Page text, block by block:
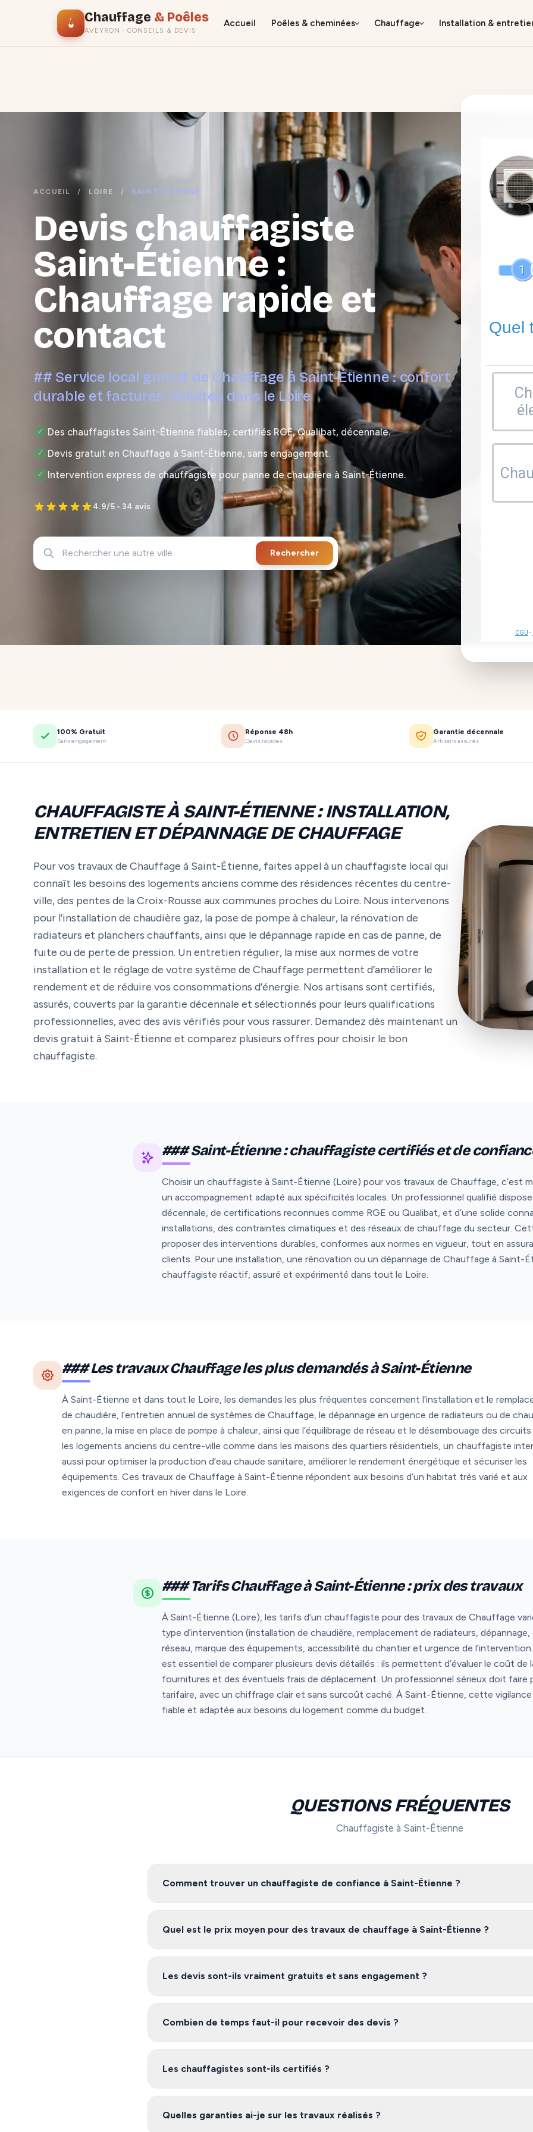
Chauffage & Poêles
AVEYRON · CONSEILS & DEVIS
Accueil Poêles & cheminées Chauffage Installation &
ACCUEIL / LOIRE / SAINT-ÉTIENNE
Devis chauffagiste
Saint-Étienne :
Chauffage rapide et
contact
## Service local gratuit de Chauffage à Saint-Étienne : confort
durable et factures réduites dans le Loire
✓ Des chauffagistes Saint-Étienne fiables, certifiés RGE, Qualibat, décennale.
✓ Devis gratuit en Chauffage à Saint-Étienne, sans engagement.
✓ Intervention express de chauffagiste pour panne de chaudière à Saint-Étienne.
4.9/5 - 34 avis
Rechercher
1
Quel
CGU -
100% Gratuit
Sans engagement
Réponse 48h
Devis rapides
Garantie décennale
Artisans assurés
CHAUFFAGISTE À SAINT-ÉTIENNE : INSTALLATION,
ENTRETIEN ET DÉPANNAGE DE CHAUFFAGE
Pour vos travaux de Chauffage à Saint-Étienne, faites appel à un chauffagiste local qui
connaît les besoins des logements anciens comme des résidences récentes du centre-
ville, des pentes de la Croix-Rousse aux communes proches du Loire. Nous intervenons
pour l’installation de chaudière gaz, la pose de pompe à chaleur, la rénovation de
radiateurs et planchers chauffants, ainsi que le dépannage rapide en cas de panne, de
fuite ou de perte de pression. Un entretien régulier, la mise aux normes de votre
installation et le réglage de votre système de Chauffage permettent d’améliorer le
rendement et de réduire vos consommations d’énergie. Nos artisans sont certifiés,
assurés, couverts par la garantie décennale et sélectionnés pour leurs qualifications
professionnelles, avec des avis vérifiés pour vous rassurer. Demandez dès maintenant un
devis gratuit à Saint-Étienne et comparez plusieurs offres pour choisir le bon
chauffagiste.
### Saint-Étienne : chauffagiste certifiés et de
Choisir un chauffagiste à Saint-Étienne (Loire) pour vos travaux de Chauffage, c’est
un accompagnement adapté aux spécificités locales. Un professionnel qualifié dispose
décennale, de certifications reconnues comme RGE ou Qualibat, et d’une solide
installations, des contraintes climatiques et des réseaux de chauffage du secteur.
proposer des interventions durables, conformes aux normes en vigueur, tout en
clients. Pour une installation, une rénovation ou un dépannage de Chauffage à Saint-
chauffagiste réactif, assuré et expérimenté dans tout le Loire.
### Les travaux Chauffage les plus demandés à Saint-Étienne
À Saint-Étienne et dans tout le Loire, les demandes les plus fréquentes concernent l’installation et le
de chaudière, l’entretien annuel de systèmes de Chauffage, le dépannage en urgence de radiateurs ou de
en panne, la mise en place de pompe à chaleur, ainsi que l’équilibrage de réseau et le désembouage des
les logements anciens du centre-ville comme dans les maisons des quartiers résidentiels, un chauffagiste
aussi pour optimiser la production d’eau chaude sanitaire, améliorer le rendement énergétique et sécuriser les
équipements. Ces travaux de Chauffage à Saint-Étienne répondent aux besoins d’un habitat très varié et aux
exigences de confort en hiver dans le Loire.
### Tarifs Chauffage à Saint-Étienne : prix des travaux
À Saint-Étienne (Loire), les tarifs d’un chauffagiste pour des travaux de Chauffage
type d’intervention (installation de chaudière, remplacement de radiateurs,
réseau, marque des équipements, accessibilité du chantier et urgence de
est essentiel de comparer plusieurs devis détaillés : ils permettent d’évaluer le coût de
fournitures et des éventuels frais de déplacement. Un professionnel sérieux doit faire
tarifaire, avec un chiffrage clair et sans surcoût caché. À Saint-Étienne, cette
fiable et adaptée aux besoins du logement comme du budget.
QUESTIONS FRÉQUENTES
Chauffagiste à Saint-Étienne
Comment trouver un chauffagiste de confiance à Saint-Étienne ?
Pour trouver un chauffagiste fiable à Saint-Étienne, nous vous recommandons de comparer
Quel est le prix moyen pour des travaux de chauffage à Saint-Étienne ?
Les tarifs de chauffage à Saint-Étienne varient selon l'ampleur des travaux, les matériaux utilisés
Les devis sont-ils vraiment gratuits et sans engagement ?
Oui, notre service est 100% gratuit et sans engagement. Vous recevez jusqu'à 3 devis de
Combien de temps faut-il pour recevoir des devis ?
Après avoir rempli le formulaire, vous recevez généralement vos devis sous 48 heures. Les
Les chauffagistes sont-ils certifiés ?
Oui, les artisans de notre réseau dans la Loire sont des professionnels vérifiés disposant des
réseau.
Quelles garanties ai-je sur les travaux réalisés ?